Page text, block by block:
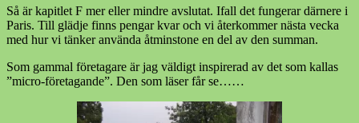
Så är kapitlet F mer eller mindre avslutat. Ifall det fungerar därnere i
Paris. Till glädje finns pengar kvar och vi återkommer nästa vecka
med hur vi tänker använda åtminstone en del av den summan.
Som gammal företagare är jag väldigt inspirerad av det som kallas
”micro-företagande”. Den som läser får se……